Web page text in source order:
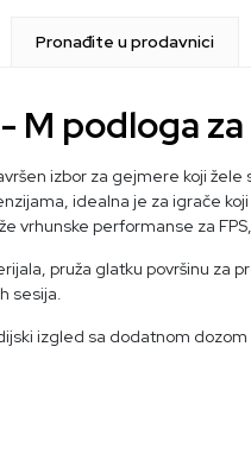
Pronađite u prodavnici
M podloga za
izbor za gejmere koji
idealna je za igrače
vrhunske performanse za
pruža glatku površinu za
sesija.
izgled sa dodatnom